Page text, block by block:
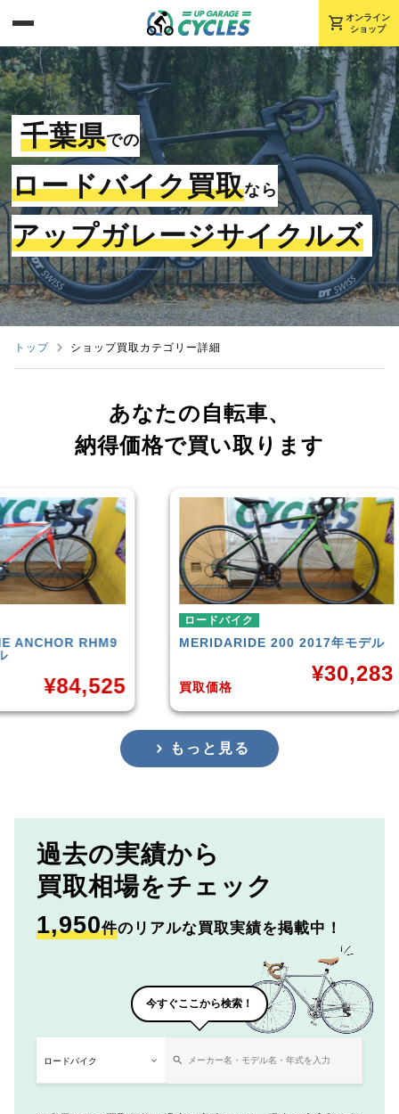
shopping_cart オンライン
ショップ
千葉県での
ロードバイク買取なら
アップガレージサイクルズ
トップ ショップ買取カテゴリー詳細
あなたの自転車、
納得価格で買い取ります
MERIDA RIDE 200 2017年モデル
買取価格
もっと見る
過去の実績から
買取相場をチェック
1,950件のリアルな買取実績を掲載中！
今すぐここから検索！